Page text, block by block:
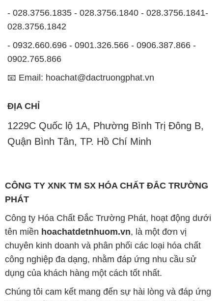
- 028.3756.1835 - 028.3756.1840 - 028.3756.1841-
028.3756.1842
- 0932.660.696 - 0901.326.566 - 0906.387.866 -
0902.765.866
📧 Email: hoachat@dactruongphat.vn
ĐỊA CHỈ
1229C Quốc lộ 1A, Phường Bình Trị Đông B,
Quận Bình Tân, TP. Hồ Chí Minh
CÔNG TY XNK TM SX HÓA CHẤT ĐẮC TRƯỜNG
PHÁT
Công ty Hóa Chất Đắc Trường Phát, hoạt động dưới
tên miền hoachatdetnhuom.vn, là một đơn vị
chuyên kinh doanh và phân phối các loại hóa chất
công nghiệp đa dạng, nhằm đáp ứng nhu cầu sử
dụng của khách hàng một cách tốt nhất.
Chúng tôi cam kết mang đến sự hài lòng và đáp ứng